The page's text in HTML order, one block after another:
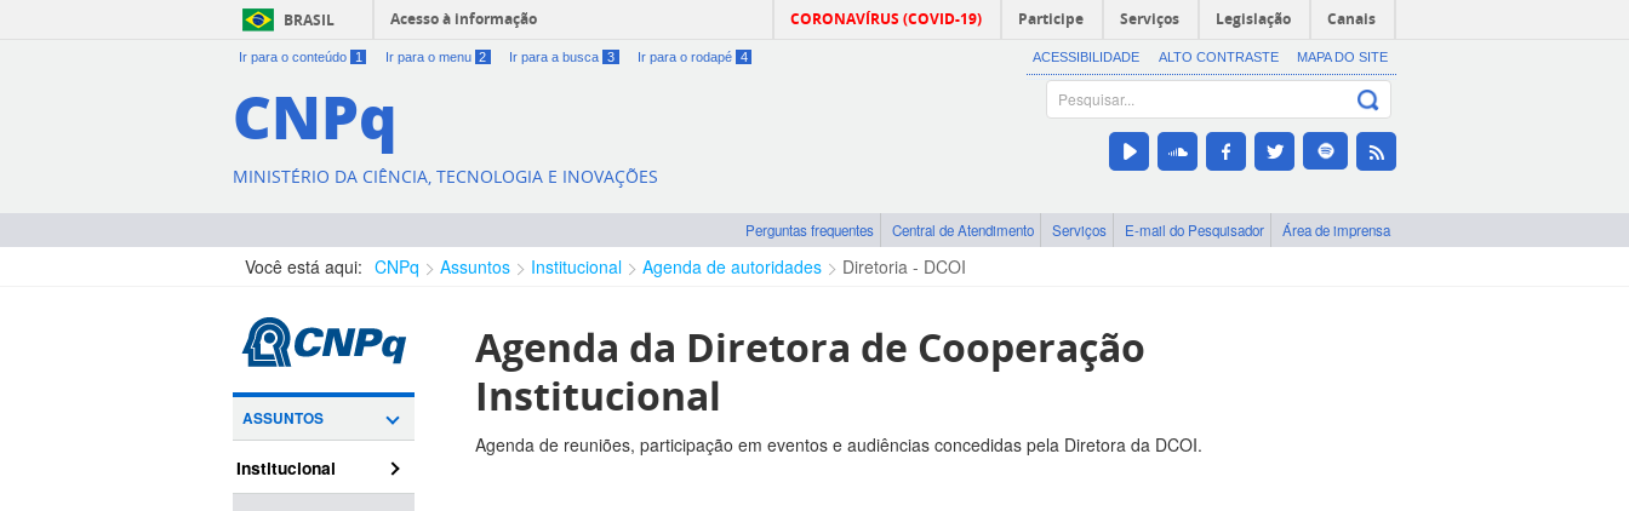
BRASIL Acesso à informação CORONAVÍRUS (COVID-19) Participe Serviços Legislação Canais
Ir para o conteúdo 1 Ir para o menu 2 Ir para a busca 3 Ir para o rodapé 4 ACESSIBILIDADE ALTO CONTRASTE MAPA DO SITE
CNPq
MINISTÉRIO DA CIÊNCIA, TECNOLOGIA E INOVAÇÕES
Perguntas frequentes Central de Atendimento Serviços E-mail do Pesquisador Área de imprensa
Você está aqui: CNPq Assuntos Institucional Agenda de autoridades Diretoria - DCOI
ASSUNTOS
Institucional
Agenda da Diretora de Cooperação
Institucional
Agenda de reuniões, participação em eventos e audiências concedidas pela Diretora da DCOI.